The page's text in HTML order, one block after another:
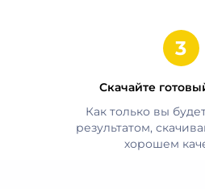
Скачайте
Как только вы
результатом,
хорошем